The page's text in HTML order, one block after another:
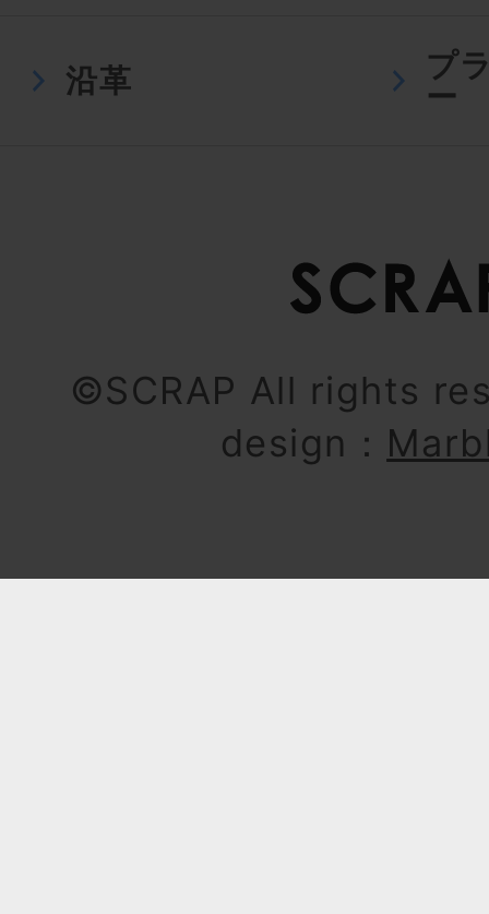
沿革
プ
ー
©SCRAP All rights
design：